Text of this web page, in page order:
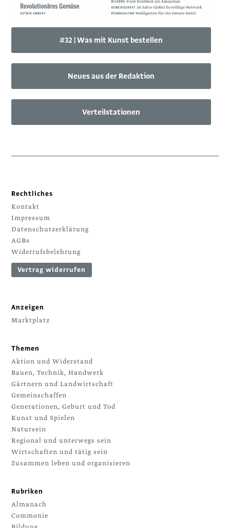
#32 | Was mit Kunst bestellen
Neues aus der Redaktion
Verteilstationen
Rechtliches
Kontakt
Impressum
Datenschutzerklärung
AGBs
Widerrufsbelehrung
Vertrag widerrufen
Anzeigen
Marktplatz
Themen
Aktion und Widerstand
Bauen, Technik, Handwerk
Gärtnern und Landwirtschaft
Gemeinschaffen
Generationen, Geburt und Tod
Kunst und Spielen
Natursein
Regional und unterwegs sein
Wirtschaften und tätig sein
Zusammen leben und organisieren
Rubriken
Almanach
Commonie